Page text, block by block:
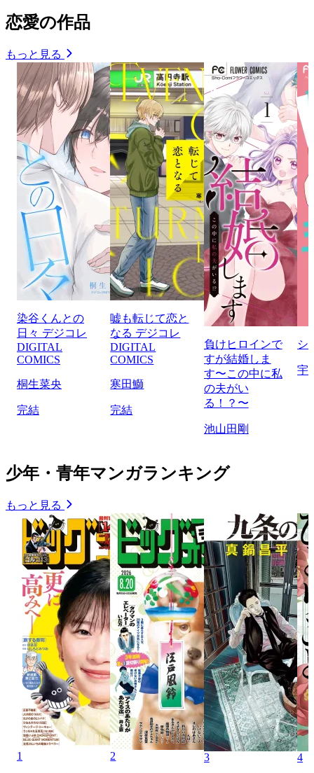
恋愛の作品
もっと見る
染谷くんとの
日々 デジコレ
DIGITAL
COMICS
桐生菜央
完結
嘘も転じて恋と
なる デジコレ
DIGITAL
COMICS
寒田鰤
完結
負けヒロインで
すが結婚しま
す〜この中に私
の夫がい
る！？〜
池山田剛
シ
宇
少年・青年マンガランキング
もっと見る
1 2 3 4